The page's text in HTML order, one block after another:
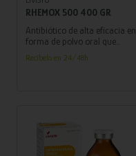
RHEMOX 500 400 GR
Antibiótico de alta eficacia en
forma de polvo oral que
ofrece una solución efectiva
para combatir infecciones en
Recíbelo en 24/48h